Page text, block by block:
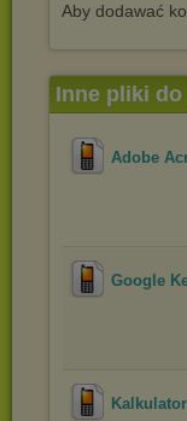
Aby dodawać
Inne pliki
Adobe
Google